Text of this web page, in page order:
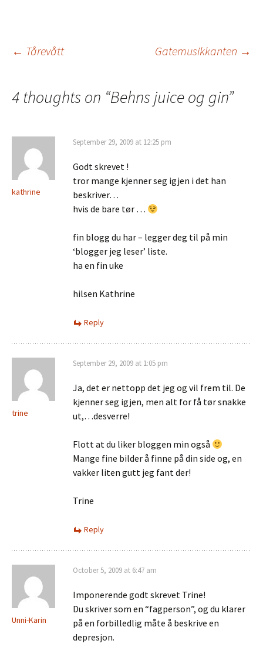
navigation
← Tårevått Gatemusikkanten →
4 thoughts on “Behns juice og gin”
kathrine
September 29, 2009 at 12:25 pm
Godt skrevet !
tror mange kjenner seg igjen i det han
beskriver…
hvis de bare tør …
fin blogg du har – legger deg til på min
‘blogger jeg leser’ liste.
ha en fin uke
hilsen Kathrine
Reply
trine
September 29, 2009 at 1:05 pm
Ja, det er nettopp det jeg og vil frem til. De
kjenner seg igjen, men alt for få tør snakke
ut,…desverre!
Flott at du liker bloggen min også
Mange fine bilder å finne på din side og, en
vakker liten gutt jeg fant der!
Trine
Reply
Unni-Karin
October 5, 2009 at 6:47 am
Imponerende godt skrevet Trine!
Du skriver som en “fagperson”, og du klarer
på en forbilledlig måte å beskrive en
depresjon.